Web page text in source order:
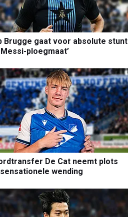
Brugge gaat voor absolute stunt
ploegmaat’
De Cat neemt plots
wending